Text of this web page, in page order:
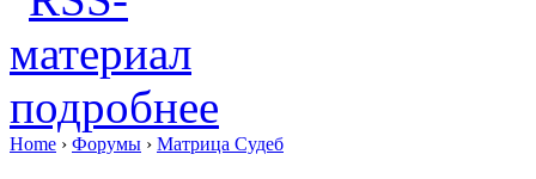
подробнее
Home › Форумы › Матрица Судеб